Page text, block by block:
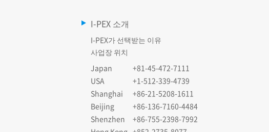
I-PEX 소개
I-PEX가 선택받는 이유
사업장 위치
Japan
+81-45-472-7111
USA
+1-512-339-4739
Shanghai
+86-21-5208-1611
Beijing
+86-136-7160-4484
Shenzhen
+86-755-2398-7992